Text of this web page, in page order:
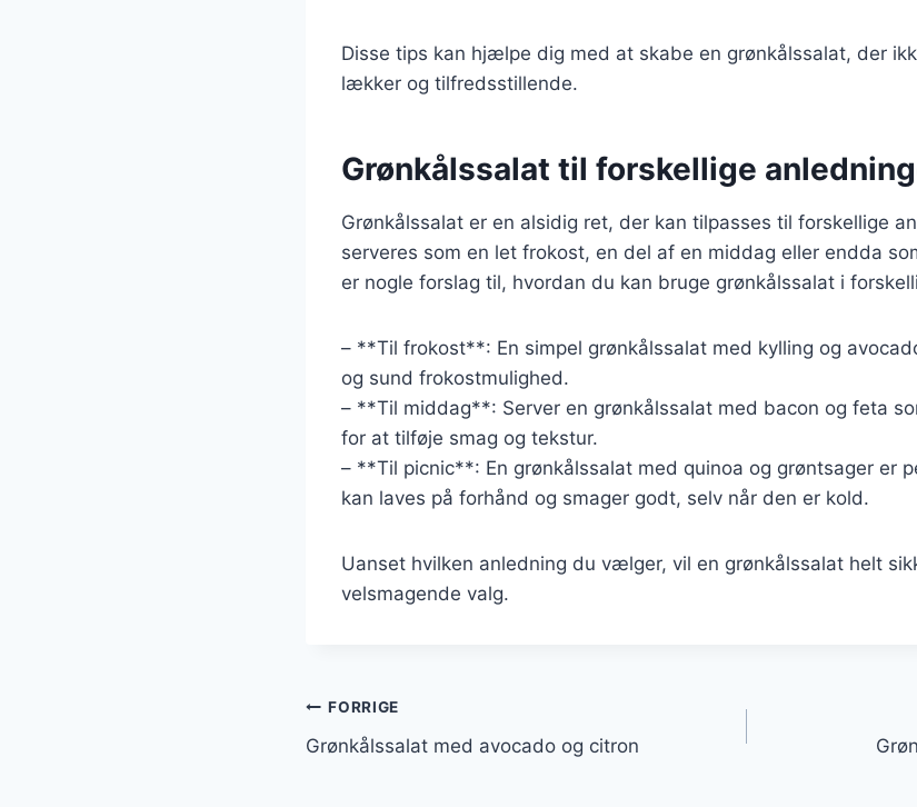
Disse tips kan hjælpe dig med at skabe en grønkålssalat, der
lækker og tilfredsstillende.
Grønkålssalat til forskellige
Grønkålssalat er en alsidig ret, der kan tilpasses til forskellige
serveres som en let frokost, en del af en middag eller endda
er nogle forslag til, hvordan du kan bruge grønkålssalat i
– **Til frokost**: En simpel grønkålssalat med kylling og
og sund frokostmulighed.
– **Til middag**: Server en grønkålssalat med bacon og feta
for at tilføje smag og tekstur.
– **Til picnic**: En grønkålssalat med quinoa og grøntsager er
kan laves på forhånd og smager godt, selv når den er kold.
Uanset hvilken anledning du vælger, vil en grønkålssalat helt
velsmagende valg.
Indlægsnavigation
FORRIGE
Grønkålssalat med avocado og citron